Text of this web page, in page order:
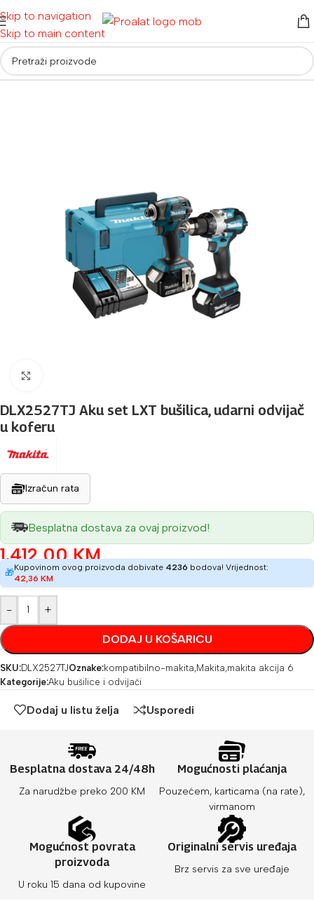
Skip to navigation
Skip to main content
Početna/ Akumulatorski alati
DLX2527TJ Aku set LXT bušilica, udarni odvijač
u koferu
Izračun rata
Besplatna dostava za ovaj proizvod!
1.412,00KM
🎁Kupovinom ovog proizvoda dobivate 4236 bodova! Vrijednost:
42,36 KM
- +
DODAJ U KOŠARICU
SKU:DLX2527TJOznake:kompatibilno-makita,Makita,makita akcija 6
Kategorije:Aku bušilice i odvijači
Dodaj u listu želja Usporedi
Besplatna dostava 24/48h
Za narudžbe preko 200 KM
Mogućnosti plaćanja
Pouzećem, karticama (na rate),
virmanom
Mogućnost povrata
proizvoda
U roku 15 dana od kupovine
Originalni servis uređaja
Brz servis za sve uređaje